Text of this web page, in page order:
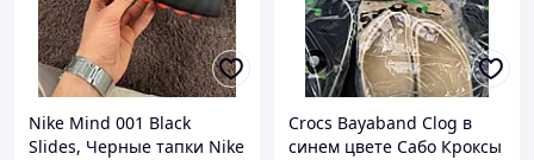
Nike Mind 001 Black
Slides, Черные тапки Nike
Crocs Bayaband Clog в
синем цвете Сабо Кроксы